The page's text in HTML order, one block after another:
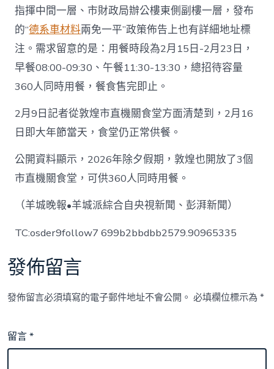
指揮中間一層、市財政局辦公樓東側副樓一層，發布
的“德系車材料兩免一平”政策佈告上也有詳細地址標
注。需求留意的是：用餐時段為2月15日-2月23日，
早餐08:00-09:30、午餐11:30-13:30，總招待容量
360人同時用餐，餐食售完即止。
2月9日記者從敦煌市直機關食堂方面清楚到，2月16
日即大年節當天，食堂仍正常供餐。
公開資料顯示，2026年除夕假期，敦煌也開放了3個
市直機關食堂，可供360人同時用餐。
（羊城晚報•羊城派綜合自央視新聞、彭湃新聞）
TC:osder9follow7 699b2bbdbb2579.90965335
發佈留言
發佈留言必須填寫的電子郵件地址不會公開。 必填欄位標示為*
留言*